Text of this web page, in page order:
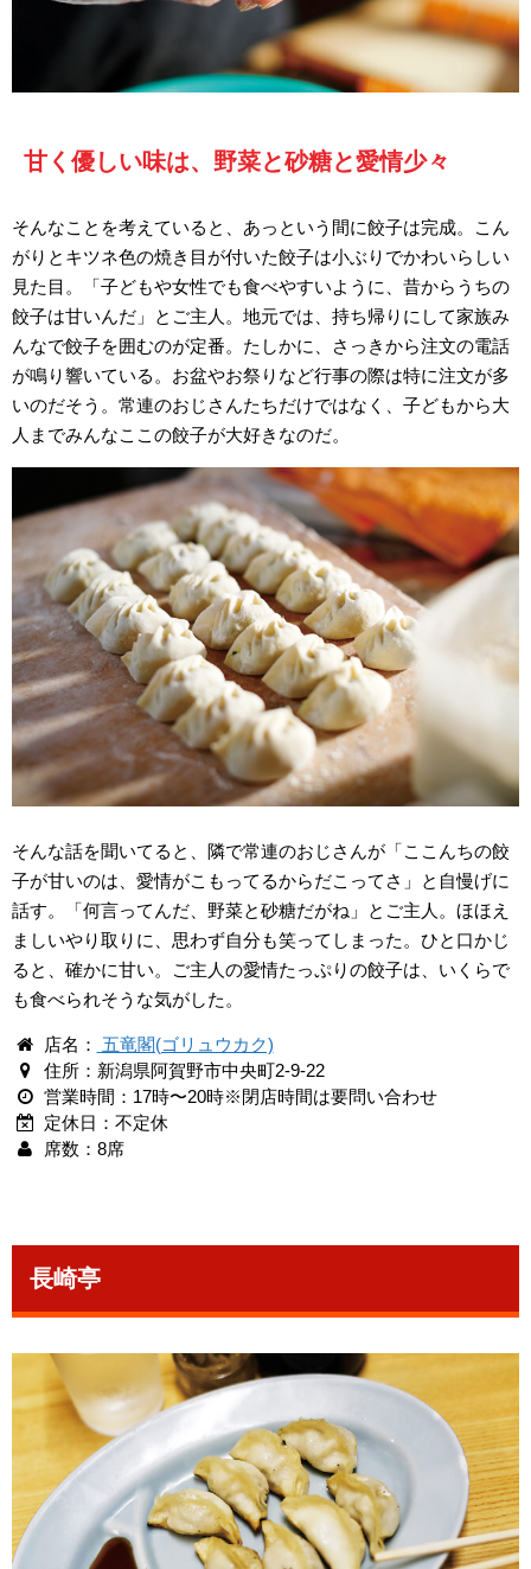
甘く優しい味は、野菜と砂糖と愛情少々
そんなことを考えていると、あっという間に餃子は完成。こん
がりとキツネ色の焼き目が付いた餃子は小ぶりでかわいらしい
見た目。「子どもや女性でも食べやすいように、昔からうちの
餃子は甘いんだ」とご主人。地元では、持ち帰りにして家族み
んなで餃子を囲むのが定番。たしかに、さっきから注文の電話
が鳴り響いている。お盆やお祭りなど行事の際は特に注文が多
いのだそう。常連のおじさんたちだけではなく、子どもから大
人までみんなここの餃子が大好きなのだ。
そんな話を聞いてると、隣で常連のおじさんが「ここんちの餃
子が甘いのは、愛情がこもってるからだこってさ」と自慢げに
話す。「何言ってんだ、野菜と砂糖だがね」とご主人。ほほえ
ましいやり取りに、思わず自分も笑ってしまった。ひと口かじ
ると、確かに甘い。ご主人の愛情たっぷりの餃子は、いくらで
も食べられそうな気がした。
店名：
五竜閣(ゴリュウカク)
住所：新潟県阿賀野市中央町2-9-22
営業時間：17時〜20時※閉店時間は要問い合わせ
定休日：不定休
席数：8席
長崎亭